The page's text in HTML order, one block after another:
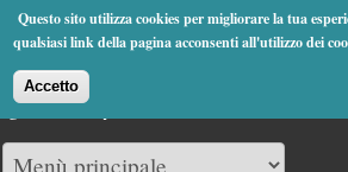
Questo sito utilizza cookies per migliorare la tua
qualsiasi link della pagina acconsenti all'utilizzo dei
Accetto
Jump to Navigation